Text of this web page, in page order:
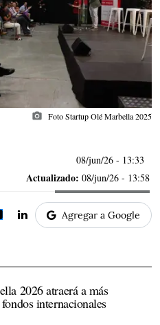
photo_camera Foto Startup Olé Marbella 2025
08/jun/26 - 13:33
Actualizado: 08/jun/26 - 13:58
Agregar a Google
2026 atraerá a más
internacionales